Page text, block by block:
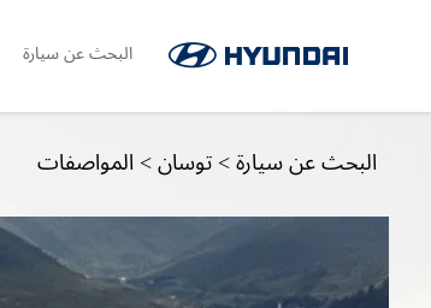
البحث عن سيارة
البحث عن سيارة>توسان>المواصفات